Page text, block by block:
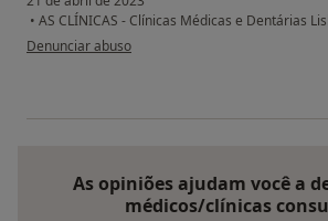
• AS CLÍNICAS - Clínicas Médicas e Dentárias
na opinião do utilizador Duarte
Denunciar abuso
As opiniões ajudam você a
médicos/clínicas